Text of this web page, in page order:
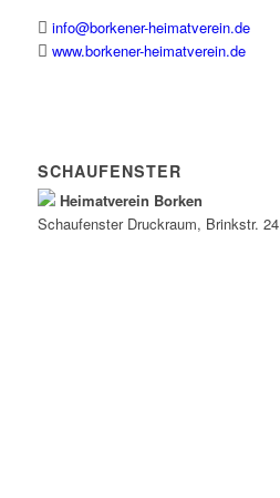
info@borkener-heimatverein.de
www.borkener-heimatverein.de
SCHAUFENSTER
Heimatverein Borken
Schaufenster Druckraum, Brinkstr. 24